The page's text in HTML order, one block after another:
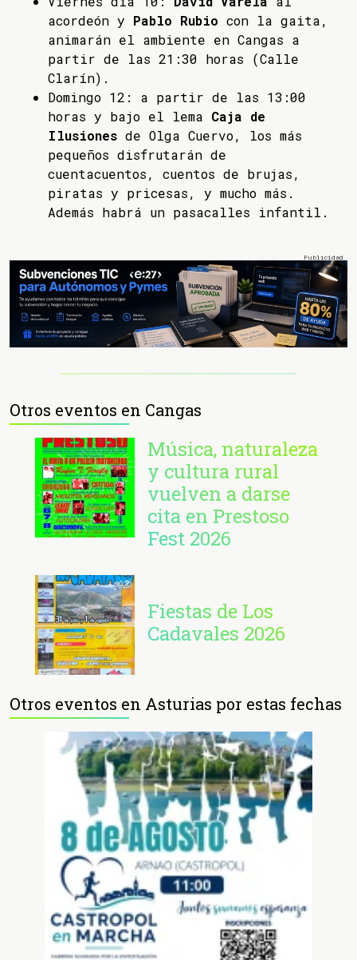
acordeón y Pablo Rubio con la gaita,
animarán el ambiente en Cangas a
partir de las 21:30 horas (Calle
Clarín).
Domingo 12: a partir de las 13:00
horas y bajo el lema Caja de
Ilusiones de Olga Cuervo, los más
pequeños disfrutarán de
cuentacuentos, cuentos de brujas,
piratas y pricesas, y mucho más.
Además habrá un pasacalles infantil.
Otros eventos en Cangas
Música, naturaleza
y cultura rural
vuelven a darse
cita en Prestoso
Fest 2026
Fiestas de Los
Cadavales 2026
Otros eventos en Asturias por estas fechas